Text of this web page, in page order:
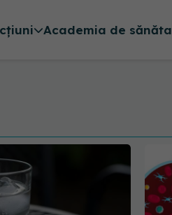
Academia de